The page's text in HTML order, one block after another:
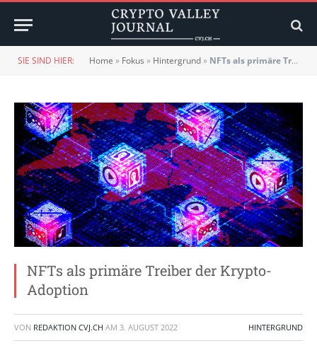
SIE SIND HIER: Home » Fokus » Hintergrund» NFTs als primäre Treiber der Krypto-Adoption
NFTs als primäre Treiber der Krypto-
Adoption
VON REDAKTION CVJ.CH AM 3. AUGUST 2022 HINTERGRUND